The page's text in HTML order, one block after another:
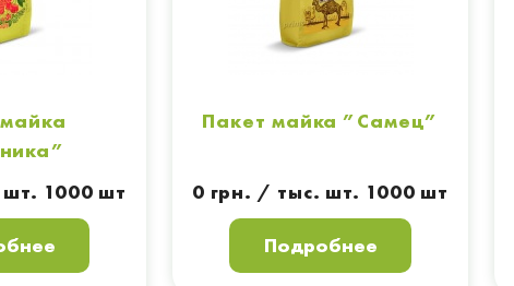
1000 шт
Пакет майка ”Самец”
0 грн. / тыс. шт. 1000 шт
Подробнее